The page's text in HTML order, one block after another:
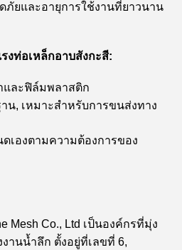
ภัยและอายุการใช้งานที่ยาวนาน
งท่อเหล็กอาบสังกะสี:
และฟิล์มพลาสติก
น, เหมาะสำหรับการขนส่งทาง
องตามความต้องการของ
Mesh Co., Ltd เป็นองค์กรที่มุ่ง
านน้ำลึก ตั้งอยู่ที่เลขที่ 6,